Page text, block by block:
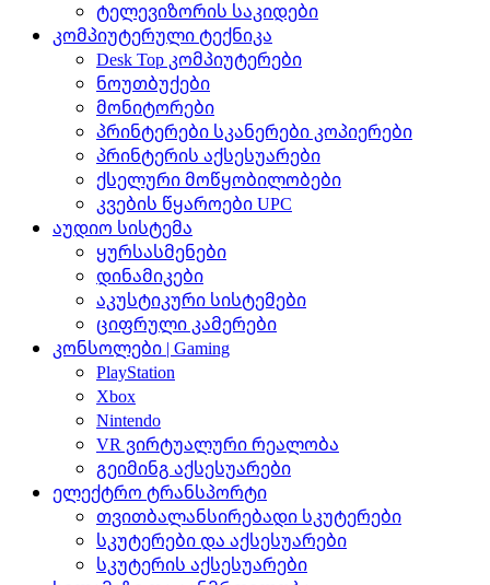
ტელევიზორის საკიდები
კომპიუტერული ტექნიკა
Desk Top კომპიუტერები
ნოუთბუქები
მონიტორები
პრინტერები სკანერები კოპიერები
პრინტერის აქსესუარები
ქსელური მოწყობილობები
კვების წყაროები UPC
აუდიო სისტემა
ყურსასმენები
დინამიკები
აკუსტიკური სისტემები
ციფრული კამერები
კონსოლები | Gaming
PlayStation
Xbox
Nintendo
VR ვირტუალური რეალობა
გეიმინგ აქსესუარები
ელექტრო ტრანსპორტი
თვითბალანსირებადი სკუტერები
სკუტერები და აქსესუარები
სკუტერის აქსესუარები